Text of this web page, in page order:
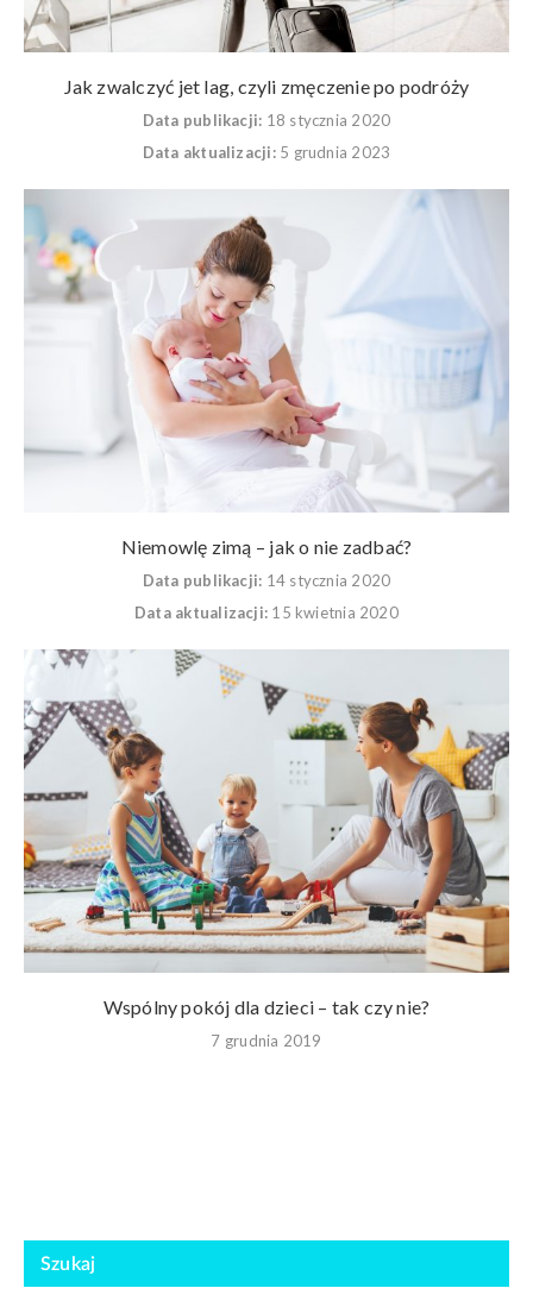
Jak zwalczyć jet lag, czyli zmęczenie po podróży
Data publikacji: 18 stycznia 2020
Data aktualizacji: 5 grudnia 2023
Niemowlę zimą – jak o nie zadbać?
Data publikacji: 14 stycznia 2020
Data aktualizacji: 15 kwietnia 2020
Wspólny pokój dla dzieci – tak czy nie?
7 grudnia 2019
Szukaj